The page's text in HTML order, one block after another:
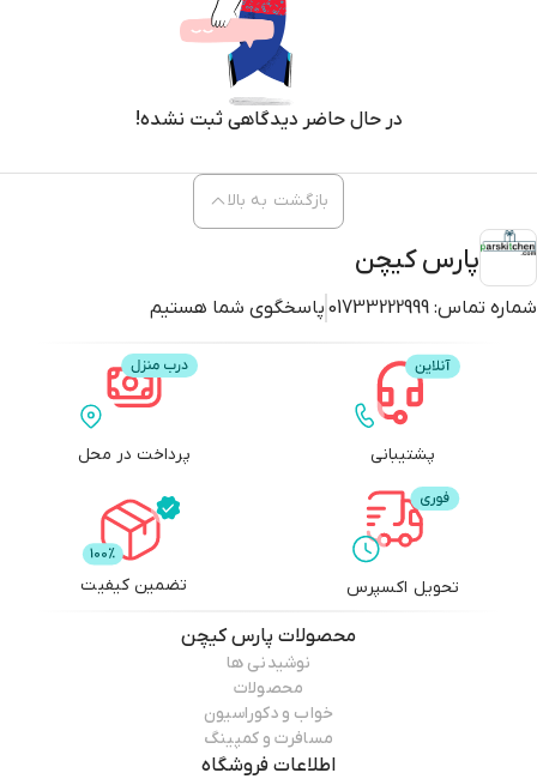
در حال حاضر دیدگاهی ثبت نشده!
پارس کیچن
شماره تماس: 01733222999 پاسخگوی شما هستیم
بازگشت به بالا
پشتیبانی پرداخت در محل
تحویل اکسپرس تضمین کیفیت
محصولات پارس کیچن
نوشیدنی ها
محصولات
خواب و دکوراسیون
مسافرت و کمپینگ
اطلاعات فروشگاه